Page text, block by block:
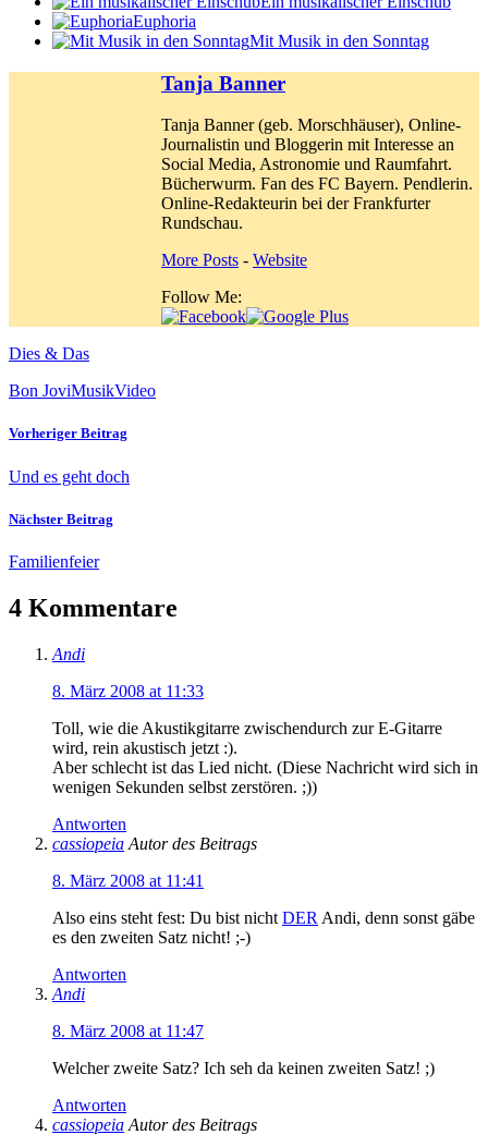
Euphoria
Mit Musik in den Sonntag
Tanja Banner
Tanja Banner (geb. Morschhäuser), Online-
Journalistin und Bloggerin mit Interesse an
Social Media, Astronomie und Raumfahrt.
Bücherwurm. Fan des FC Bayern. Pendlerin.
Online-Redakteurin bei der Frankfurter
Rundschau.
More Posts - Website
Follow Me:
Dies & Das
Bon JoviMusikVideo
Vorheriger Beitrag
Und es geht doch
Nächster Beitrag
Familienfeier
4 Kommentare
Andi
8. März 2008 at 11:33
Toll, wie die Akustikgitarre zwischendurch zur E-Gitarre
wird, rein akustisch jetzt :).
Aber schlecht ist das Lied nicht. (Diese Nachricht wird sich in
wenigen Sekunden selbst zerstören. ;))
Antworten
cassiopeia Autor des Beitrags
8. März 2008 at 11:41
Also eins steht fest: Du bist nicht DER Andi, denn sonst gäbe
es den zweiten Satz nicht! ;-)
Antworten
Andi
8. März 2008 at 11:47
Welcher zweite Satz? Ich seh da keinen zweiten Satz! ;)
Antworten
cassiopeia Autor des Beitrags